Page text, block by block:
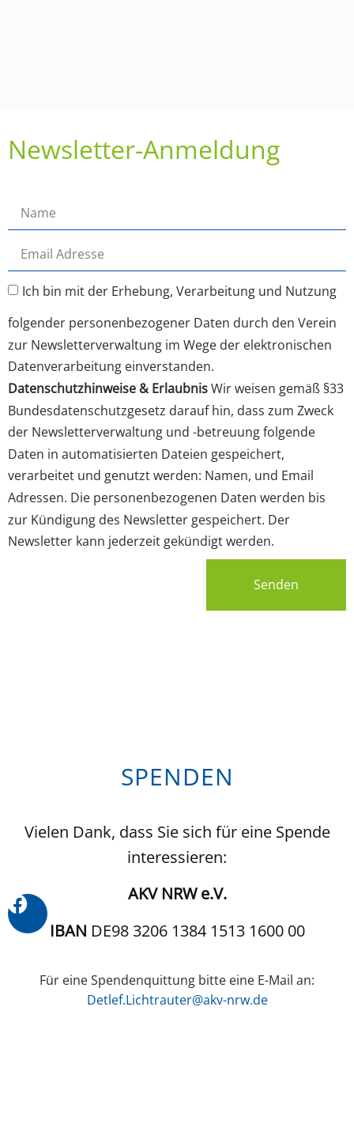
Newsletter-Anmeldung
Ich bin mit der Erhebung, Verarbeitung und Nutzung
folgender personenbezogener Daten durch den Verein
zur Newsletterverwaltung im Wege der elektronischen
Datenverarbeitung einverstanden.
Datenschutzhinweise & ErlaubnisWir weisen gemäß §33
Bundesdatenschutzgesetz darauf hin, dass zum Zweck
der Newsletterverwaltung und -betreuung folgende
Daten in automatisierten Dateien gespeichert,
verarbeitet und genutzt werden: Namen, und Email
Adressen. Die personenbezogenen Daten werden bis
zur Kündigung des Newsletter gespeichert. Der
Newsletter kann jederzeit gekündigt werden.
Senden
SPENDEN
Vielen Dank, dass Sie sich für eine Spende
interessieren:
AKV NRW e.V.
IBAN DE98 3206 1384 1513 1600 00
Für eine Spendenquittung bitte eine E-Mail an:
Detlef.Lichtrauter@akv-nrw.de